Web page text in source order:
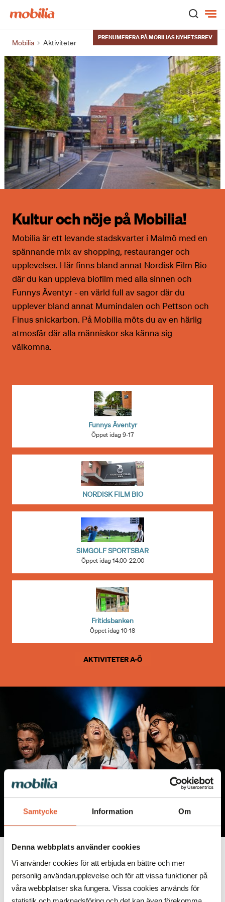
Samtycke Information Om
Denna webbplats använder cookies
Vi använder cookies för att erbjuda en bättre och mer
personlig användarupplevelse och för att vissa funktioner på
våra webbplatser ska fungera. Vissa cookies används för
PRENUMERERA PÅ MOBILIAS NYHETSBREV
Mobilia Aktiviteter
Kultur och nöje på Mobilia!
Mobilia är ett levande stadskvarter i Malmö med en
spännande mix av shopping, restauranger och
upplevelser. Här finns bland annat Nordisk Film Bio
där du kan uppleva biofilm med alla sinnen och
Funnys Äventyr - en värld full av sagor där du
upplever bland annat Mumindalen och Pettson och
Finus snickarbon. På Mobilia möts du av en härlig
atmosfär där alla människor ska känna sig
välkomna.
Funnys Äventyr
Öppet idag 9-17
NORDISK FILM BIO
SIMGOLF SPORTSBAR
Öppet idag 14.00-22.00
Fritidsbanken
Öppet idag 10-18
AKTIVITETER A-Ö
Upplev bio i Malmö när den är som bäst helt
enkelt!